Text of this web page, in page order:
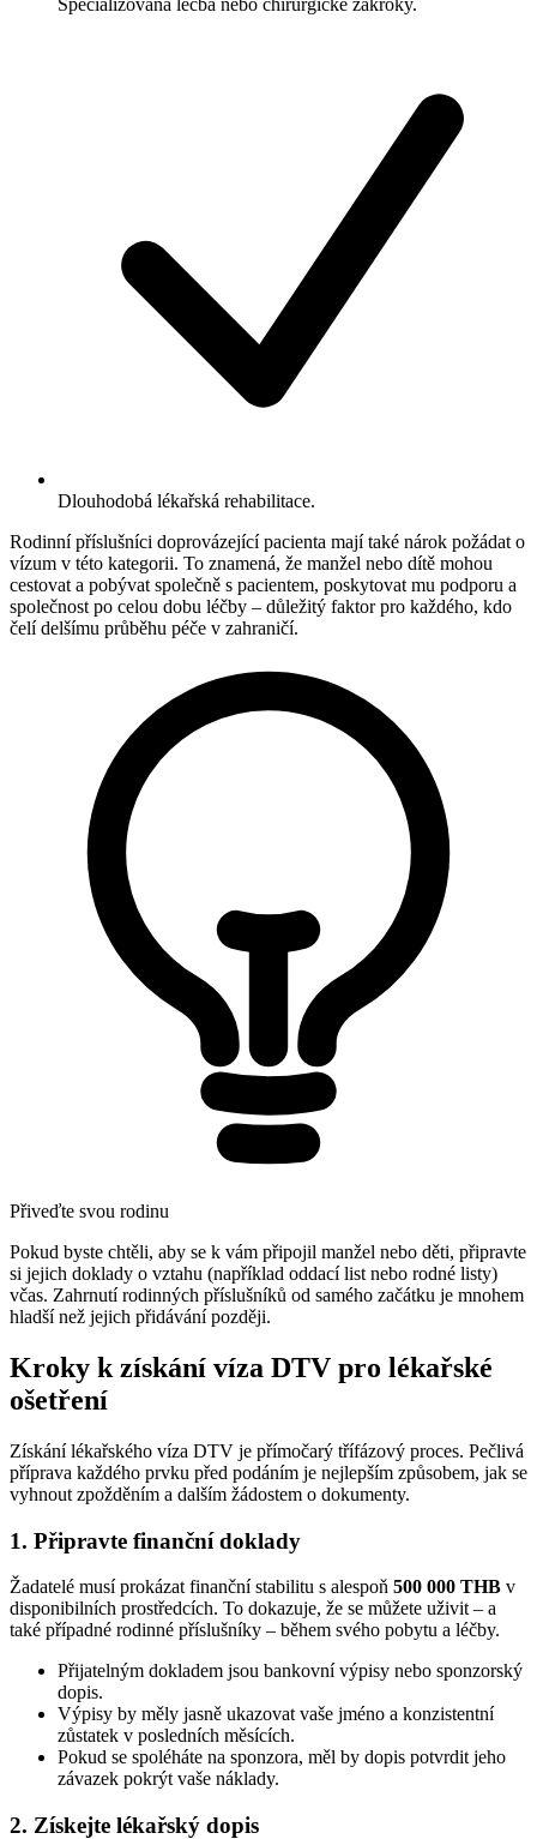
Specializovaná léčba nebo chirurgické zákroky.
Dlouhodobá lékařská rehabilitace.
Rodinní příslušníci doprovázející pacienta mají také nárok požádat o
vízum v této kategorii. To znamená, že manžel nebo dítě mohou
cestovat a pobývat společně s pacientem, poskytovat mu podporu a
společnost po celou dobu léčby – důležitý faktor pro každého, kdo
čelí delšímu průběhu péče v zahraničí.
Přiveďte svou rodinu
Pokud byste chtěli, aby se k vám připojil manžel nebo děti, připravte
si jejich doklady o vztahu (například oddací list nebo rodné listy)
včas. Zahrnutí rodinných příslušníků od samého začátku je mnohem
hladší než jejich přidávání později.
Kroky k získání víza DTV pro lékařské
ošetření
Získání lékařského víza DTV je přímočarý třífázový proces. Pečlivá
příprava každého prvku před podáním je nejlepším způsobem, jak se
vyhnout zpožděním a dalším žádostem o dokumenty.
1. Připravte finanční doklady
Žadatelé musí prokázat finanční stabilitu s alespoň 500 000 THB v
disponibilních prostředcích. To dokazuje, že se můžete uživit – a
také případné rodinné příslušníky – během svého pobytu a léčby.
Přijatelným dokladem jsou bankovní výpisy nebo sponzorský
dopis.
Výpisy by měly jasně ukazovat vaše jméno a konzistentní
zůstatek v posledních měsících.
Pokud se spoléháte na sponzora, měl by dopis potvrdit jeho
závazek pokrýt vaše náklady.
2. Získejte lékařský dopis